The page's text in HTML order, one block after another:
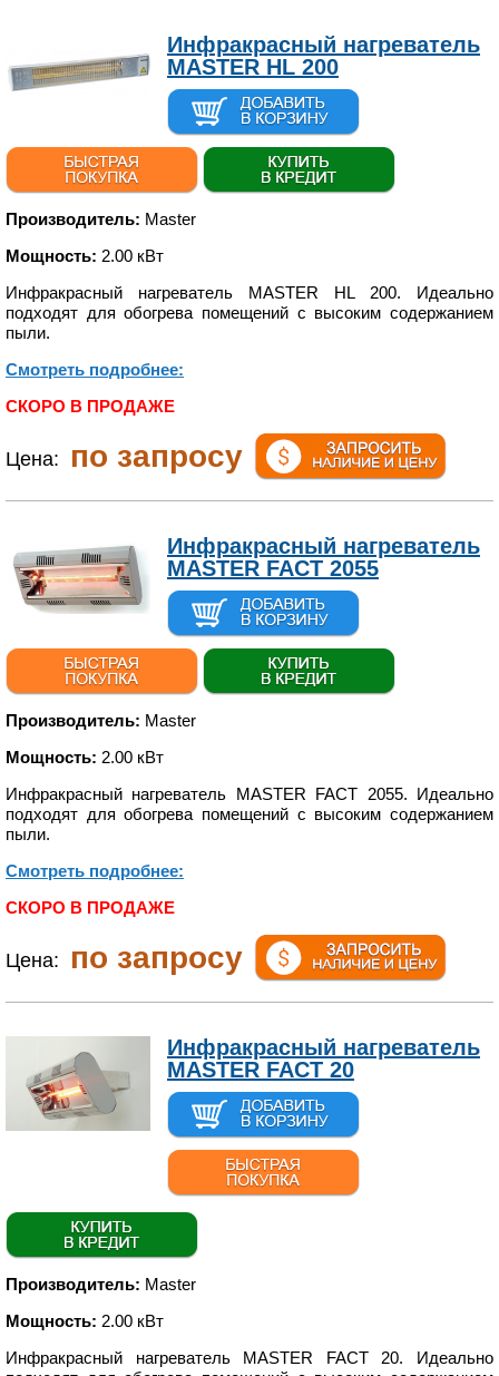
Инфракрасный нагреватель
MASTER HL 200
Производитель: Master
Мощность: 2.00 кВт
Инфракрасный нагреватель MASTER HL 200. Идеально
подходят для обогрева помещений с высоким содержанием
пыли.
Смотреть подробнее:
СКОРО В ПРОДАЖЕ
Цена: по запросу
Инфракрасный нагреватель
MASTER FACT 2055
Производитель: Master
Мощность: 2.00 кВт
Инфракрасный нагреватель MASTER FACT 2055. Идеально
подходят для обогрева помещений с высоким содержанием
пыли.
Смотреть подробнее:
СКОРО В ПРОДАЖЕ
Цена: по запросу
Инфракрасный нагреватель
MASTER FACT 20
Производитель: Master
Мощность: 2.00 кВт
Инфракрасный нагреватель MASTER FACT 20. Идеально